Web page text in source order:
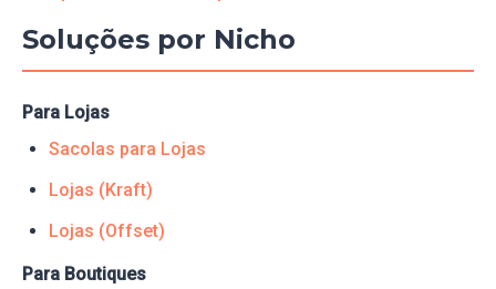
Soluções por Nicho
Para Lojas
Sacolas para Lojas
Lojas (Kraft)
Lojas (Offset)
Para Boutiques